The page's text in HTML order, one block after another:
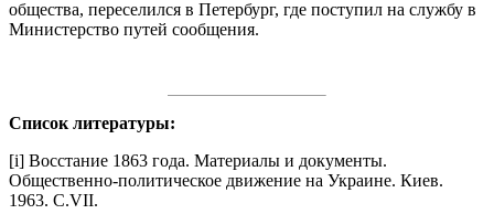
общества, переселился в Петербург, где поступил на службу в
Министерство путей сообщения.
Список литературы:
[i] Восстание 1863 года. Материалы и документы.
Общественно-политическое движение на Украине. Киев.
1963. С.VII.